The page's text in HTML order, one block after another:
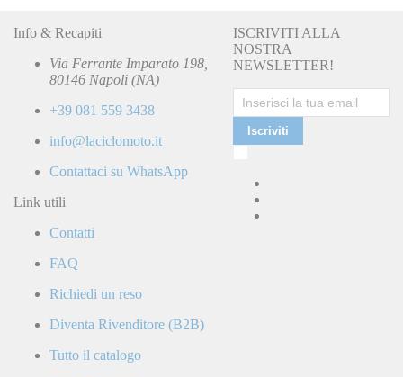
Info & Recapiti
Via Ferrante Imparato 198,
80146 Napoli (NA)
+39 081 559 3438
info@laciclomoto.it
Contattaci su WhatsApp
Link utili
Contatti
FAQ
Richiedi un reso
Diventa Rivenditore (B2B)
Tutto il catalogo
ISCRIVITI ALLA
NOSTRA
NEWSLETTER!
Iscriviti
e
accetto
la